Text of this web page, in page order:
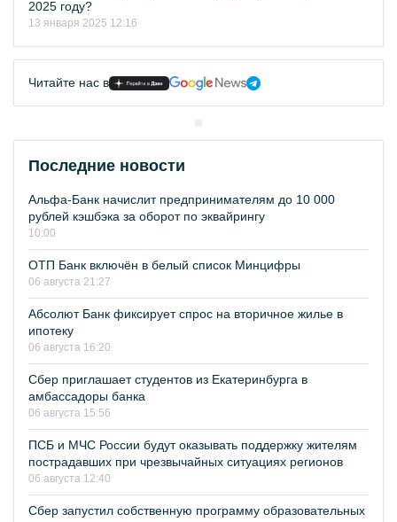
2025 году?
13 января 2025 12:16
Читайте нас в
Последние новости
Альфа-Банк начислит предпринимателям до 10 000
рублей кэшбэка за оборот по эквайрингу
10:00
ОТП Банк включён в белый список Минцифры
06 августа 21:27
Абсолют Банк фиксирует спрос на вторичное жилье в
ипотеку
06 августа 16:20
Сбер приглашает студентов из Екатеринбурга в
амбассадоры банка
06 августа 15:56
ПСБ и МЧС России будут оказывать поддержку жителям
пострадавших при чрезвычайных ситуациях регионов
06 августа 12:40
Сбер запустил собственную программу образовательных